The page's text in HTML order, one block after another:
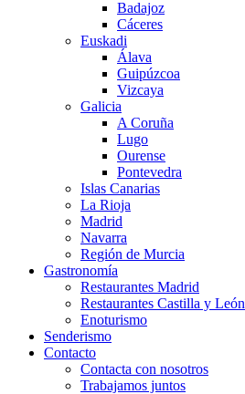
Badajoz
Cáceres
Euskadi
Álava
Guipúzcoa
Vizcaya
Galicia
A Coruña
Lugo
Ourense
Pontevedra
Islas Canarias
La Rioja
Madrid
Navarra
Región de Murcia
Gastronomía
Restaurantes Madrid
Restaurantes Castilla y León
Enoturismo
Senderismo
Contacto
Contacta con nosotros
Trabajamos juntos